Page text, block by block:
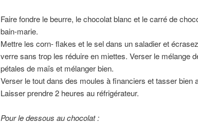
Faire fondre le beurre, le chocolat blanc et le carré de
bain-marie.
Mettre les corn- flakes et le sel dans un saladier et
verre sans trop les réduire en miettes. Verser le mélange
pétales de maïs et mélanger bien.
Verser le tout dans des moules à financiers et tasser bien
Laisser prendre 2 heures au réfrigérateur.
Pour le dessous au chocolat :